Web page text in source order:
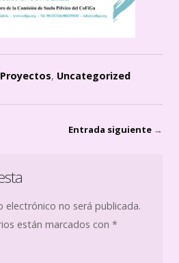
Proyectos, Uncategorized
Entrada siguiente →
electrónico no será publicada.
están marcados con *